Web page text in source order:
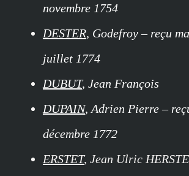
novembre 1754
DESTER, Godefroy – reçu
juillet 1774
DUBUT, Jean François
DUPAIN, Adrien Pierre –
décembre 1772
ERSTET, Jean Ulric